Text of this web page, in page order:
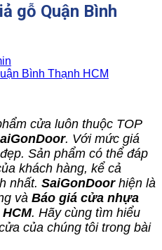
gỗ Quận Bình
cửa luôn thuộc TOP
. Với mức giá
Sản phẩm có thể đáp
khách hàng, kể cả
nhất. SaiGonDoorhiện là
và Báo giá cửa nhựa
. Hãy cùng tìm hiểu
của chúng tôi trong bài